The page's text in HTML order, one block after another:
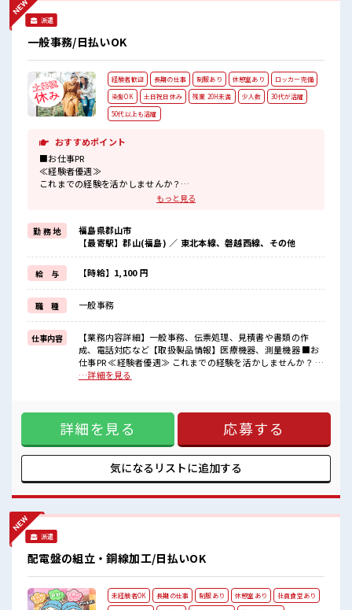
めで休み時間は女子トークがあふれる職場です！ もちろん男
性の応募もOKですよ！ ≪20代の方が多数活躍中の職場≫ 休
憩室完備でランチや休憩も充実しそう♪
派遣
一般事務/日払いOK
経験者歓迎 長期の仕事 制服あり 休憩室あり
ロッカー完備
染髪OK
土日祝日休み 残業 20H未満 少人数
30代が活躍
50代以上も活躍
おすすめポイント
■お仕事PR
≪経験者優遇≫
これまでの経験を活かしませんか？
≪適度な残業でお給料UP≫
残業は月20時間未満で、
ほどよく稼げます♪
≪週休2日制≫
週末は家族や友人と一緒にプライベート満喫！
≪髪色自由で自分らしく働く≫
明るすぎたり奇抜でなければ基本的に自由！
(規定有)制服があると毎日の服選びに悩まずOK♪
≪収入アップを目指せる≫
高時給だらけの派遣のお仕事です！
■職場の雰囲気
少人数ですぐに馴染むことができそう♪
あなたの個性を大事にできます♪
ロッカーあり！
安心してお仕事に集中♪
もっと見る
勤 務 地
福島県郡山市
【最寄駅】郡山(福島) ／ 東北本線、磐越西線、その他
給 与 【時給】1,100 円
職 種 一般事務
仕事内容
【業務内容詳細】一般事務、伝票処理、見積書や書類の作
成、電話対応など【取扱製品情報】医療機器、測量機器 ■お
仕事PR ≪経験者優遇≫ これまでの経験を活かしませんか？ ブ
ランクがあっても大丈夫♪ 経験はちょっとだけ…という方も
プライベート満喫！ ≪髪色自由で自分らしく働く≫ 明るすぎ
たり奇抜でなければ基本的に自由！ (規定有)制服があると毎
日の服選びに悩まずOK♪ ≪収入アップを目指せる≫ 高時給
だらけの派遣のお仕事です！ ■職場の雰囲気 少人数ですぐに
馴染むことができそう♪ アットホームな環境☆ キバツ過ぎな
ければ髪色・髪型は自由！ あなたの個性を大事にできます♪
…詳細を見る
詳細を見る 応募する
気になるリストに追加する
派遣
配電盤の組立・銅線加工/日払いOK
未経験者OK 長期の仕事 制服あり 休憩室あり
社員食堂あり